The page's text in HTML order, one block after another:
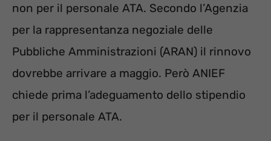
non per il personale ATA. Secondo l’Agenzia
per la rappresentanza negoziale delle
Pubbliche Amministrazioni (ARAN) il rinnovo
dovrebbe arrivare a maggio. Però ANIEF
chiede prima l’adeguamento dello stipendio
per il personale ATA.